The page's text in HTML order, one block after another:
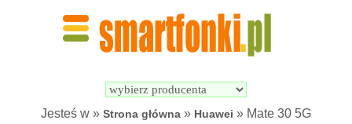
Jesteś w » Strona główna » Huawei » Mate 30 5G